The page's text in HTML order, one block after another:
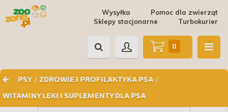
Pomoc dla zwierząt
Wysyłka
Turbokurier
Sklepy stacjonarne
PSY / ZDROWIE I PROFILAKTYKA PSA /
WITAMINY LEKI I SUPLEMENTY DLA PSA
0